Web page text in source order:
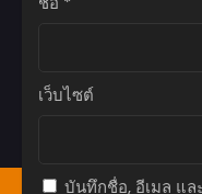
ตอนที่ 78
กรกฎาคม 3, 2024
เว็บไซต์
บันทึกชื่อ, อีเมล แล
หน้าแรก Bookmark